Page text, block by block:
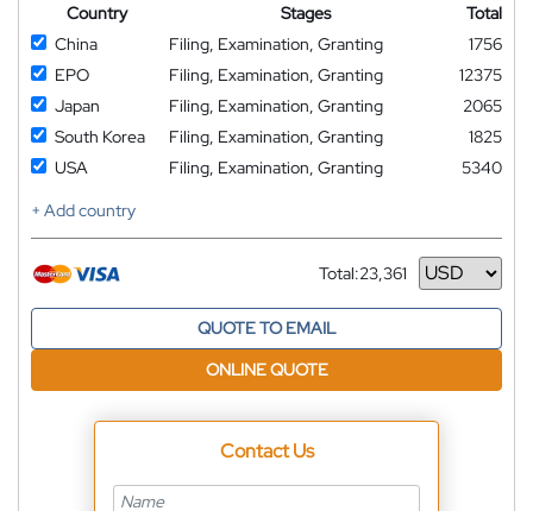
Country
Stages
Total
China
Filing, Examination, Granting
1756
EPO
Filing, Examination, Granting
12375
Japan
Filing, Examination, Granting
2065
South Korea
Filing, Examination, Granting
1825
USA
Filing, Examination, Granting
5340
+ Add country
Total:23,361
Currency
QUOTE TO EMAIL
ONLINE QUOTE
Contact Us